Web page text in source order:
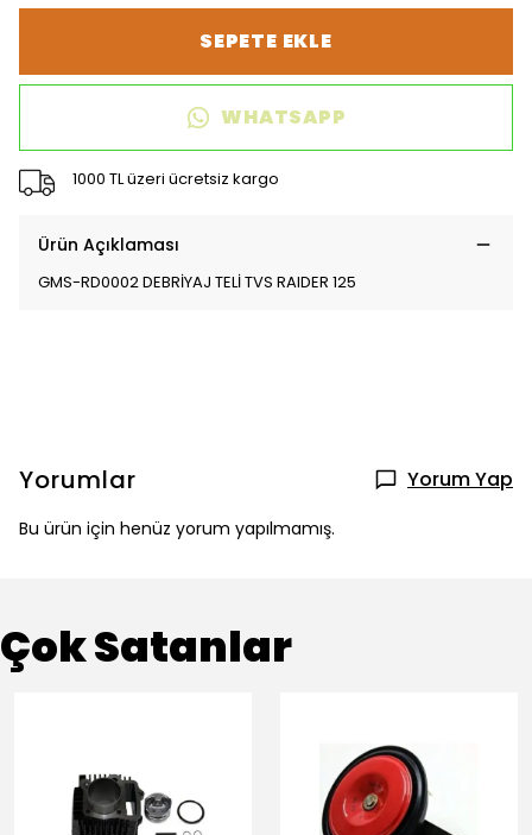
SEPETE EKLE
WHATSAPP
1000 TL üzeri ücretsiz kargo
Ürün Açıklaması
GMS-RD0002 DEBRİYAJ TELİ TVS RAIDER 125
Yorumlar Yorum Yap
Bu ürün için henüz yorum yapılmamış.
Çok Satanlar